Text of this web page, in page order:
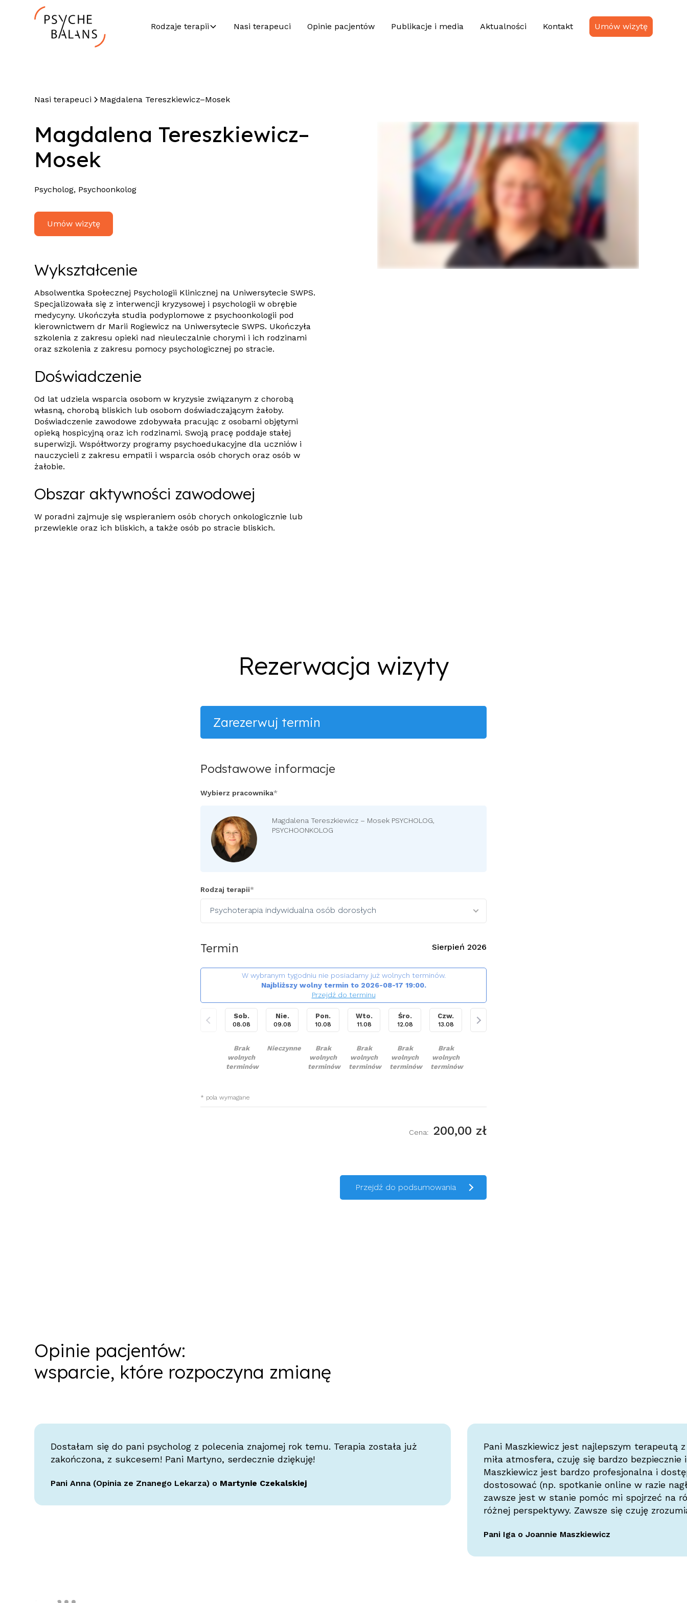
Rodzaje terapii Nasi terapeuci Opinie pacjentów Publikacje i media Aktualności Kontakt Umów wizytę
Nasi terapeuci Magdalena Tereszkiewicz–Mosek
Magdalena Tereszkiewicz–
Mosek
Psycholog, Psychoonkolog
Umów wizytę
Wykształcenie
Absolwentka Społecznej Psychologii Klinicznej na Uniwersytecie SWPS.
Specjalizowała się z interwencji kryzysowej i psychologii w obrębie
medycyny. Ukończyła studia podyplomowe z psychoonkologii pod
kierownictwem dr Marii Rogiewicz na Uniwersytecie SWPS. Ukończyła
szkolenia z zakresu opieki nad nieuleczalnie chorymi i ich rodzinami
oraz szkolenia z zakresu pomocy psychologicznej po stracie.
Doświadczenie
Od lat udziela wsparcia osobom w kryzysie związanym z chorobą
własną, chorobą bliskich lub osobom doświadczającym żałoby.
Doświadczenie zawodowe zdobywała pracując z osobami objętymi
opieką hospicyjną oraz ich rodzinami. Swoją pracę poddaje stałej
superwizji. Współtworzy programy psychoedukacyjne dla uczniów i
nauczycieli z zakresu empatii i wsparcia osób chorych oraz osób w
żałobie.
Obszar aktywności zawodowej
W poradni zajmuje się wspieraniem osób chorych onkologicznie lub
przewlekle oraz ich bliskich, a także osób po stracie bliskich.
Rezerwacja wizyty
Zarezerwuj termin
Podstawowe informacje
Wybierz pracownika
Magdalena Tereszkiewicz – Mosek PSYCHOLOG,
PSYCHOONKOLOG
Rodzaj terapii
Psychoterapia indywidualna osób dorosłych
Termin Sierpień 2026
W wybranym tygodniu nie posiadamy już wolnych terminów.
Najbliższy wolny termin to 2026-08-17 19:00.
Przejdź do terminu
Sob.
08.08
Brak
wolnych
terminów
Nie.
09.08
Nieczynne
Pon.
10.08
Brak
wolnych
terminów
Wto.
11.08
Brak
wolnych
terminów
Śro.
12.08
Brak
wolnych
terminów
Czw.
13.08
Brak
wolnych
terminów
* pola wymagane
Cena: 200,00 zł
Przejdź do podsumowania
Opinie pacjentów:
wsparcie, które rozpoczyna zmianę
Dostałam się do pani psycholog z polecenia znajomej rok temu. Terapia została już
zakończona, z sukcesem! Pani Martyno, serdecznie dziękuję!
Pani Anna (Opinia ze Znanego Lekarza) o Martynie Czekalskiej
Pani Maszkiewicz jest najlepszym terapeutą
miła atmosfera, czuję się bardzo
Maszkiewicz jest bardzo profesjonalna i
dostosować (np. spotkanie online w razie
zawsze jest w stanie pomóc mi spojrzeć na
różnej perspektywy. Zawsze się czuję
Pani Iga o Joannie Maszkiewicz